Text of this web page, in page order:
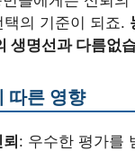
의 기준이 되죠.
생명선과 다름없
따른 영향
: 우수한 평가를